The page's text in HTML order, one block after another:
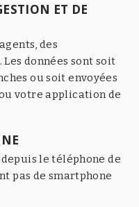
ET DE
des
données sont soit
ou soit envoyées
votre application de
le téléphone de
pas de smartphone